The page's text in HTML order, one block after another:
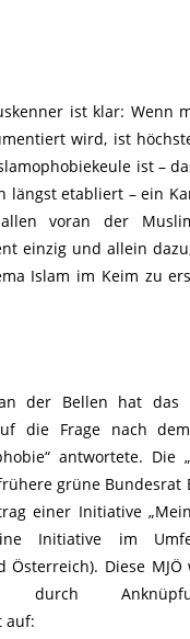
ist klar: Wenn
wird, ist
ist –
längst etabliert – ein
voran der
einzig und allein
Islam im Keim zu
der Bellen hat das
die Frage nach
antwortete. Die
grüne Bundesrat
einer Initiative
Initiative im
Österreich). Diese
durch
auf: